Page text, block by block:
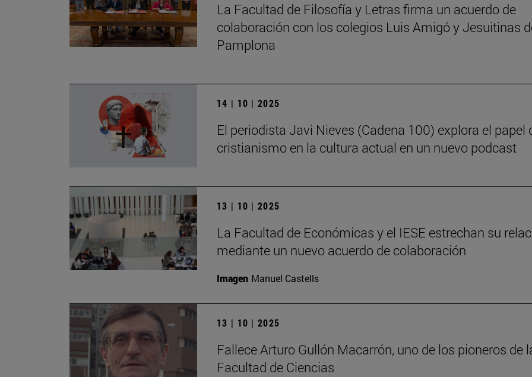
La Facultad de Filosofía y Letras firma un acuerdo de
colaboración con los colegios Luis Amigó y Jesuitinas
Pamplona
14 | 10 | 2025
El periodista Javi Nieves (Cadena 100) explora el papel
cristianismo en la cultura actual en un nuevo podcast
13 | 10 | 2025
La Facultad de Económicas y el IESE estrechan su
mediante un nuevo acuerdo de colaboración
Imagen Manuel Castells
13 | 10 | 2025
Fallece Arturo Gullón Macarrón, uno de los pioneros de
Facultad de Ciencias